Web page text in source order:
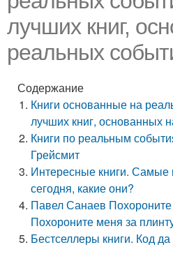
лучших книг,
реальных
Содержание
Книги основанные на
лучших книг, основанных
Книги по реальным
Грейсмит
Интересные книги. Самые
сегодня, какие они?
Павел Санаев
Похороните меня за
Бестселлеры книги. Код